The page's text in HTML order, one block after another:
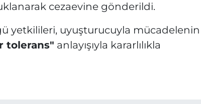
cezaevine gönderildi.
yetkilileri, uyuşturucuyla mücadelenin
tolerans" anlayışıyla kararlılıkla